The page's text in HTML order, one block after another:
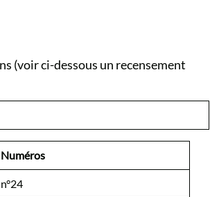
(voir ci-dessous un recensement
Numéros
n°24